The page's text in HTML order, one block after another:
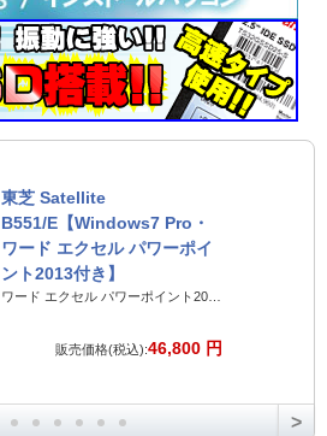
東芝 Satellite
B551/E【Windows7 Pro・
ワード エクセル パワーポイ
ント2013付き】
販売価格(税込):46,800 円
>